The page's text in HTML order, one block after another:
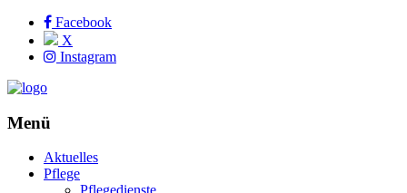
Facebook
X
Instagram
Menü
Aktuelles
Pflege